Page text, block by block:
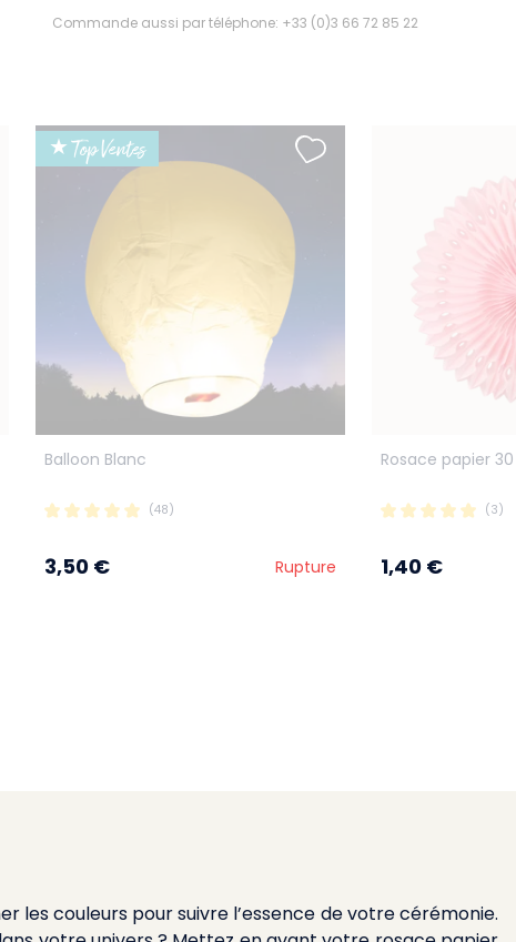
Commande aussi par téléphone: +33 (0)3 66 72 85 22
Balloon Blanc
(48)
3,50 € Rupture
★ Top Ventes
Rosace papier
(3)
1,40 €
les couleurs pour suivre l’essence de votre cérémonie.